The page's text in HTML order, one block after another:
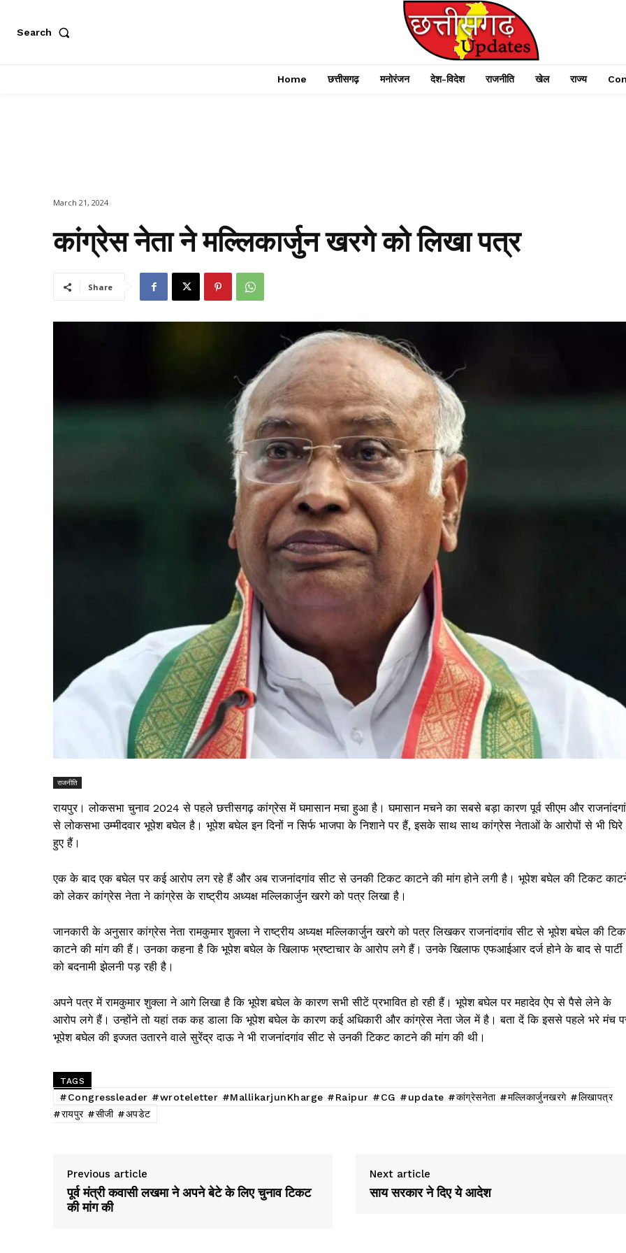
Search
Home छत्तीसगढ़ मनोरंजन देश-विदेश राजनीति खेल राज्य
March 21, 2024
कांग्रेस नेता ने मल्लिकार्जुन खरगे को लिखा पत्र
Share
राजनीति
रायपुर। लोकसभा चुनाव 2024 से पहले छत्तीसगढ़ कांग्रेस में घमासान मचा हुआ है। घमासान मचने का सबसे बड़ा कारण पूर्व सीएम और
से लोकसभा उम्मीदवार भूपेश बघेल है। भूपेश बघेल इन दिनों न सिर्फ भाजपा के निशाने पर हैं, इसके साथ साथ कांग्रेस नेताओं के आरोपों से भी घिरे
हुए हैं।
एक के बाद एक बघेल पर कई आरोप लग रहे हैं और अब राजनांदगांव सीट से उनकी टिकट काटने की मांग होने लगी है। भूपेश बघेल की टिकट
को लेकर कांग्रेस नेता ने कांग्रेस के राष्ट्रीय अध्यक्ष मल्लिकार्जुन खरगे को पत्र लिखा है।
जानकारी के अनुसार कांग्रेस नेता रामकुमार शुक्ला ने राष्ट्रीय अध्यक्ष मल्लिकार्जुन खरगे को पत्र लिखकर राजनांदगांव सीट से भूपेश बघेल की
काटने की मांग की हैं। उनका कहना है कि भूपेश बघेल के खिलाफ भ्रष्टाचार के आरोप लगे हैं। उनके खिलाफ एफआईआर दर्ज होने के बाद से पार्टी
को बदनामी झेलनी पड़ रही है।
अपने पत्र में रामकुमार शुक्ला ने आगे लिखा है कि भूपेश बघेल के कारण सभी सीटें प्रभावित हो रही हैं। भूपेश बघेल पर महादेव ऐप से पैसे लेने के
आरोप लगे हैं। उन्होंने तो यहां तक कह डाला कि भूपेश बघेल के कारण कई अधिकारी और कांग्रेस नेता जेल में है। बता दें कि इससे पहले भरे मंच
भूपेश बघेल की इज्जत उतारने वाले सुरेंद्र दाऊ ने भी राजनांदगांव सीट से उनकी टिकट काटने की मांग की थी।
TAGS
#Congressleader #wroteletter #MallikarjunKharge #Raipur #CG #update #कांग्रेसनेता #मल्लिकार्जुनखरगे #लिखापत्र
#रायपुर #सीजी #अपडेट
Previous article
पूर्व मंत्री कवासी लखमा ने अपने बेटे के लिए चुनाव टिकट
की मांग की
Next article
साय सरकार ने दिए ये आदेश